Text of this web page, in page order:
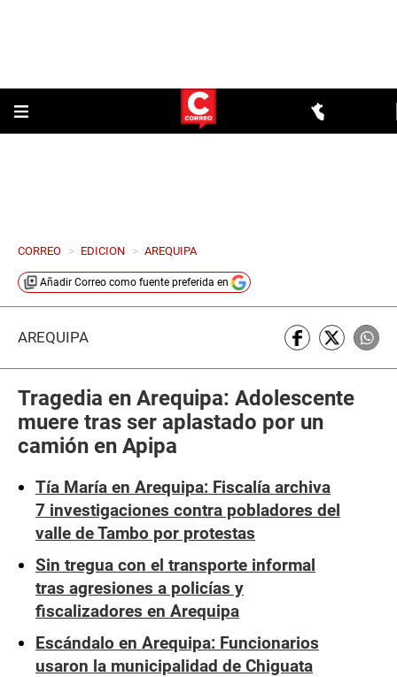
CORREO > EDICION > AREQUIPA
Añadir Correo como fuente preferida en
AREQUIPA
Tragedia en Arequipa: Adolescente
muere tras ser aplastado por un
camión en Apipa
Tía María en Arequipa: Fiscalía archiva
7 investigaciones contra pobladores del
valle de Tambo por protestas
Sin tregua con el transporte informal
tras agresiones a policías y
fiscalizadores en Arequipa
Escándalo en Arequipa: Funcionarios
usaron la municipalidad de Chiguata